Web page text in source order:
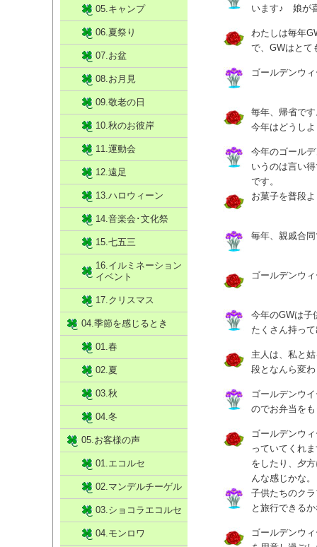
います♪ 娘が
わたしは毎年
で、GWはとて
ゴールデンウ
毎年、帰省で
今年はどうし
今年のゴール
いうのは言い
です。
お菓子を普段
毎年、親戚合
ゴールデンウ
今年のGWは子
たくさん持っ
主人は、私と
段となんら変
ゴールデンウ
のでお弁当を
ゴールデンウ
っていてくれ
をしたり、夕
んな感じかな。
子供たちのク
と旅行できる
ゴールデンウ
05.キャンプ
06.夏祭り
07.お盆
08.お月見
09.敬老の日
10.秋のお彼岸
11.運動会
12.遠足
13.ハロウィーン
14.音楽会･文化祭
15.七五三
16.イルミネーション
イベント
17.クリスマス
04.季節を感じるとき
01.春
02.夏
03.秋
04.冬
05.お客様の声
01.エコルセ
02.マンデルチーゲル
03.ショコラエコルセ
04.モンロワ